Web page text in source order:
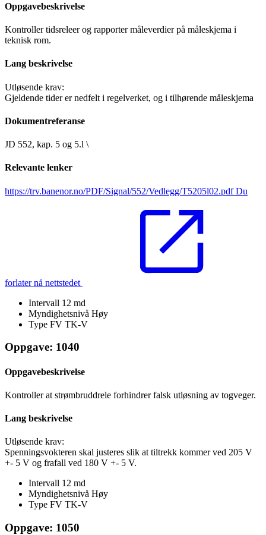
Oppgavebeskrivelse
Kontroller tidsreleer og rapporter måleverdier på måleskjema i
teknisk rom.
Lang beskrivelse
Utløsende krav:
Gjeldende tider er nedfelt i regelverket, og i tilhørende måleskjema
Dokumentreferanse
JD 552, kap. 5 og 5.l \
Relevante lenker
https://trv.banenor.no/PDF/Signal/552/Vedlegg/T5205l02.pdfDu
forlater nå nettstedet
Intervall 12 md
Myndighetsnivå Høy
Type FV TK-V
Oppgave: 1040
Oppgavebeskrivelse
Kontroller at strømbruddrele forhindrer falsk utløsning av togveger.
Lang beskrivelse
Utløsende krav:
Spenningsvokteren skal justeres slik at tiltrekk kommer ved 205 V
+- 5 V og frafall ved 180 V +- 5 V.
Intervall 12 md
Myndighetsnivå Høy
Type FV TK-V
Oppgave: 1050